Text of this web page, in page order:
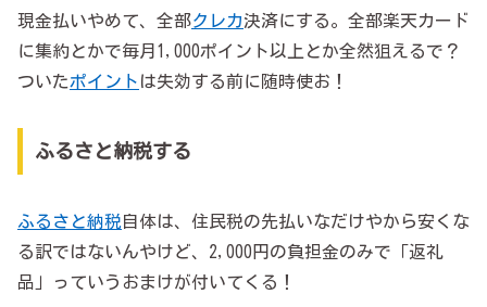
現金払いやめて、全部クレカ決済にする。全部楽天カード
に集約とかで毎月1,000ポイント以上とか全然狙えるで？
ついたポイント は失効する前に随時使お！
ふるさと納税する
ふるさと納税自体は、住民税の先払いなだけやから安くな
る訳ではないんやけど、2,000円の負担金のみで「返礼
品」っていうおまけが付いてくる！